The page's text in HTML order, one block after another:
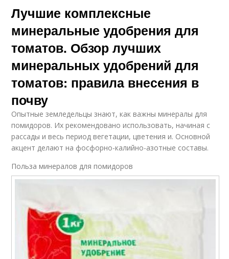
Лучшие комплексные
минеральные удобрения для
томатов. Обзор лучших
минеральных удобрений для
томатов: правила внесения в
почву
Опытные земледельцы знают, как важны минералы для
помидоров. Их рекомендовано использовать, начиная с
рассады и весь период вегетации, цветения и. Основной
акцент делают на фосфорно-калийно-азотные составы.
Польза минералов для помидоров